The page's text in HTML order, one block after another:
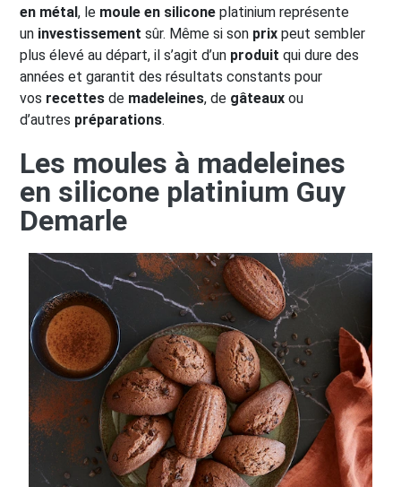
en métal, le moule en silicone platinium représente
un investissement sûr. Même si son prix peut sembler
plus élevé au départ, il s’agit d’un produit qui dure des
années et garantit des résultats constants pour
vos recettes de madeleines, de gâteaux ou
d’autres préparations.
Les moules à madeleines
en silicone platinium Guy
Demarle